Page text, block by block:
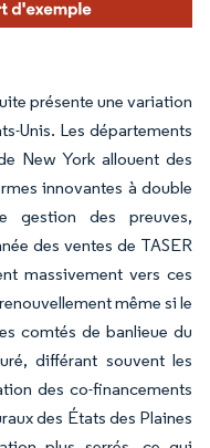
présente une variation
Unis. Les départements
New York allouent des
innovantes à double
gestion des preuves,
des ventes de TASER
massivement vers ces
même si le
comtés de banlieue du
différant souvent les
des co-financements
des États des Plaines